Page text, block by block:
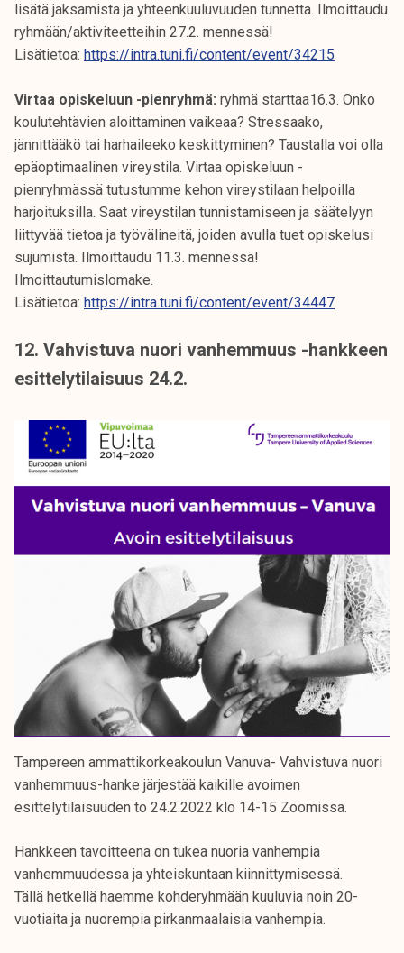
lisätä jaksamista ja yhteenkuuluvuuden tunnetta. Ilmoittaudu
ryhmään/aktiviteetteihin 27.2. mennessä!
Lisätietoa: https://intra.tuni.fi/content/event/34215
Virtaa opiskeluun -pienryhmä: ryhmä starttaa16.3. Onko
koulutehtävien aloittaminen vaikeaa? Stressaako,
jännittääkö tai harhaileeko keskittyminen? Taustalla voi olla
epäoptimaalinen vireystila. Virtaa opiskeluun -
pienryhmässä tutustumme kehon vireystilaan helpoilla
harjoituksilla. Saat vireystilan tunnistamiseen ja säätelyyn
liittyvää tietoa ja työvälineitä, joiden avulla tuet opiskelusi
sujumista. Ilmoittaudu 11.3. mennessä!
Ilmoittautumislomake.
Lisätietoa: https://intra.tuni.fi/content/event/34447
12. Vahvistuva nuori vanhemmuus -hankkeen
esittelytilaisuus 24.2.
Tampereen ammattikorkeakoulun Vanuva- Vahvistuva nuori
vanhemmuus-hanke järjestää kaikille avoimen
esittelytilaisuuden to 24.2.2022 klo 14-15 Zoomissa.
Hankkeen tavoitteena on tukea nuoria vanhempia
vanhemmuudessa ja yhteiskuntaan kiinnittymisessä.
Tällä hetkellä haemme kohderyhmään kuuluvia noin 20-
vuotiaita ja nuorempia pirkanmaalaisia vanhempia.